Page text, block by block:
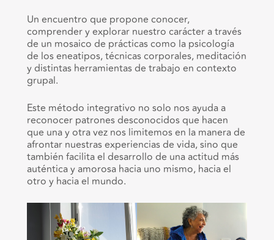
Un encuentro que propone conocer,
comprender y explorar nuestro carácter a través
de un mosaico de prácticas como la psicología
de los eneatipos, técnicas corporales, meditación
y distintas herramientas de trabajo en contexto
grupal.
Este método integrativo no solo nos ayuda a
reconocer patrones desconocidos que hacen
que una y otra vez nos limitemos en la manera de
afrontar nuestras experiencias de vida, sino que
también facilita el desarrollo de una actitud más
auténtica y amorosa hacia uno mismo, hacia el
otro y hacia el mundo.